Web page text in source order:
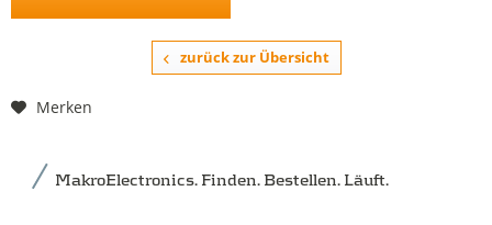
zurück zur Übersicht
Merken
MakroElectronics. Finden. Bestellen. Läuft.